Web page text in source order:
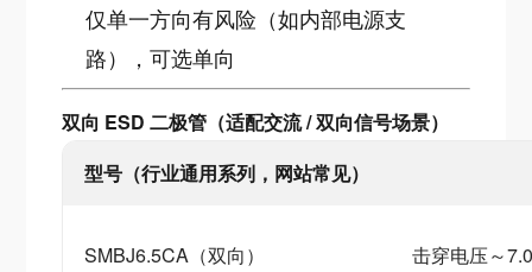
仅单一方向有风险（如内部电源支
路），可选单向
双向 ESD 二极管（适配交流 / 双向信号场景）
型号（行业通用系列，网站常见）
SMBJ6.5CA（双向） 击穿电压～